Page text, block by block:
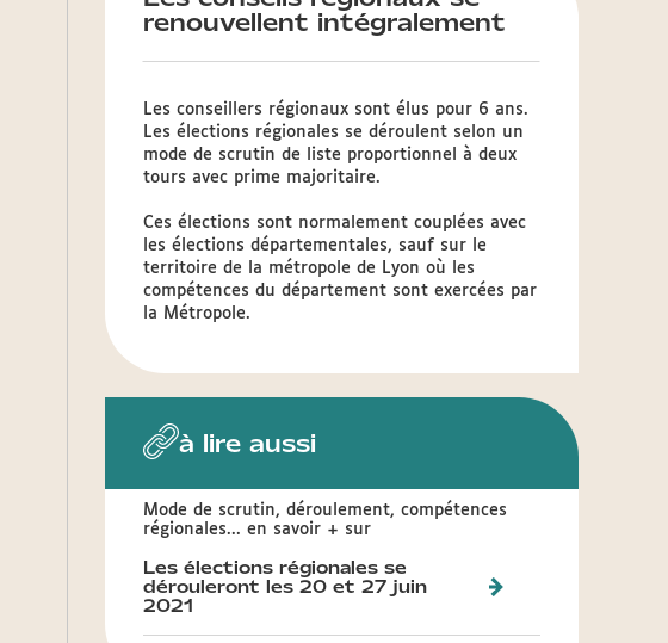
renouvellent intégralement
Les conseillers régionaux sont élus pour 6 ans.
Les élections régionales se déroulent selon un
mode de scrutin de liste proportionnel à deux
tours avec prime majoritaire.
Ces élections sont normalement couplées avec
les élections départementales, sauf sur le
territoire de la métropole de Lyon où les
compétences du département sont exercées par
la Métropole.
à lire aussi
Mode de scrutin, déroulement, compétences
régionales... en savoir + sur
Les élections régionales se
dérouleront les 20 et 27 juin
2021